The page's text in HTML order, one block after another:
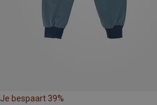
Je bespaart 39%